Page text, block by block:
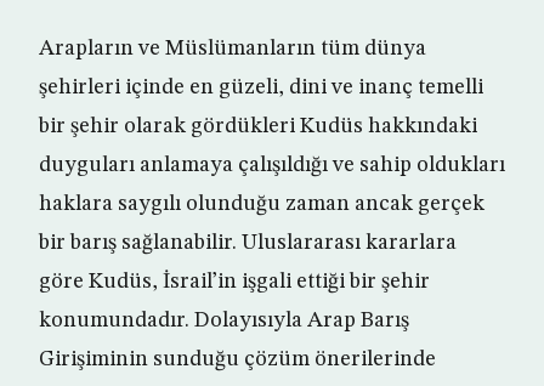
Arapların ve Müslümanların tüm dünya
şehirleri içinde en güzeli, dini ve inanç temelli
bir şehir olarak gördükleri Kudüs hakkındaki
duyguları anlamaya çalışıldığı ve sahip oldukları
haklara saygılı olunduğu zaman ancak gerçek
bir barış sağlanabilir. Uluslararası kararlara
göre Kudüs, İsrail’in işgali ettiği bir şehir
konumundadır. Dolayısıyla Arap Barış
Girişiminin sunduğu çözüm önerilerinde